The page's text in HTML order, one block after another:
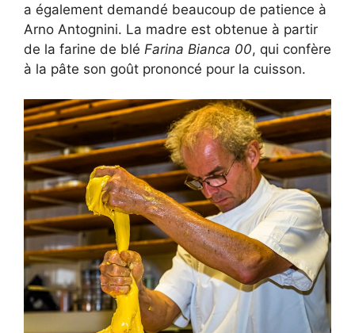
a également demandé beaucoup de patience à
Arno Antognini. La madre est obtenue à partir
de la farine de blé Farina Bianca 00, qui confère
à la pâte son goût prononcé pour la cuisson.